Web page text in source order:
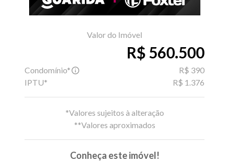
Valor do Imóvel
R$ 560.500
Condomínio*
R$ 390
IPTU*
R$ 1.376
*Valores sujeitos à alteração
**Valores aproximados
Conheça este imóvel!